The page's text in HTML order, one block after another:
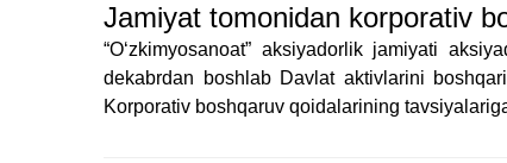
Jamiyat tomonidan korporativ
“Oʻzkimyosanoat” aksiyadorlik jamiyati
dekabrdan boshlab Davlat aktivlarini
Korporativ boshqaruv qoidalarining